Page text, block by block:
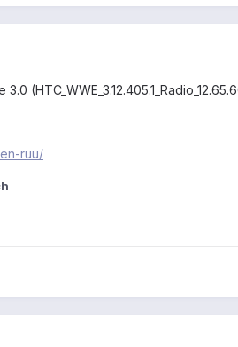
ruu/